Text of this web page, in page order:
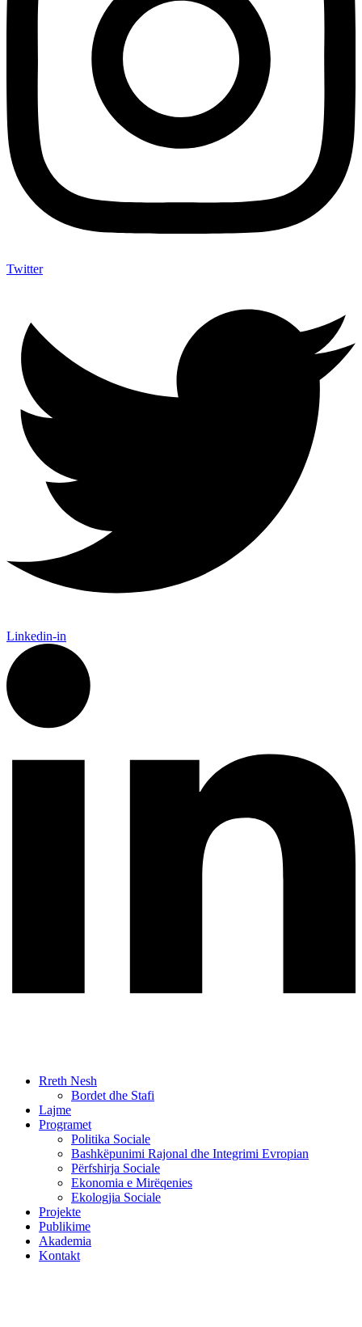
Twitter
Linkedin-in
Rreth Nesh
Bordet dhe Stafi
Lajme
Programet
Politika Sociale
Bashkëpunimi Rajonal dhe Integrimi Evropian
Përfshirja Sociale
Ekonomia e Mirëqenies
Ekologjia Sociale
Projekte
Publikime
Akademia
Kontakt